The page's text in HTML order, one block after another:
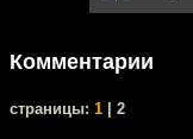
Комментарии
cтраницы: 1 | 2